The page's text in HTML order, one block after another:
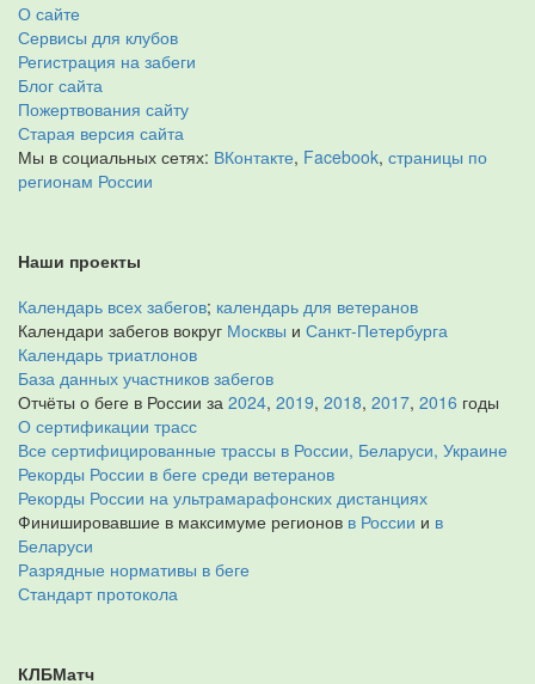
О сайте
Сервисы для клубов
Регистрация на забеги
Блог сайта
Пожертвования сайту
Старая версия сайта
Мы в социальных сетях: ВКонтакте, Facebook, страницы по
регионам России
Наши проекты
Календарь всех забегов; календарь для ветеранов
Календари забегов вокруг Москвы и Санкт-Петербурга
Календарь триатлонов
База данных участников забегов
Отчёты о беге в России за 2024, 2019, 2018, 2017, 2016 годы
О сертификации трасс
Все сертифицированные трассы в России, Беларуси, Украине
Рекорды России в беге среди ветеранов
Рекорды России на ультрамарафонских дистанциях
Финишировавшие в максимуме регионов в России и в
Беларуси
Разрядные нормативы в беге
Стандарт протокола
КЛБМатч